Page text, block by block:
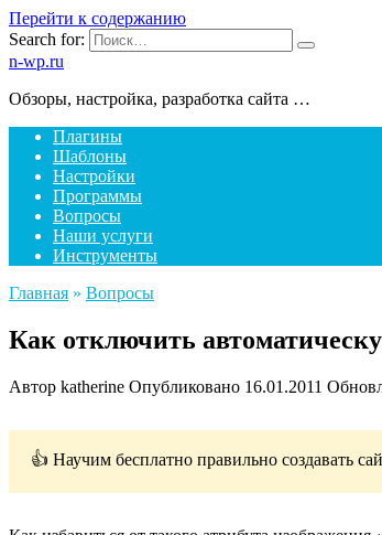
Перейти к содержанию
Search for:
n-wp.ru
Обзоры, настройка, разработка сайта …
Плагины
Шаблоны
Настройки
Программы
Вопросы
Наши услуги
Инструменты
Главная » Вопросы
Как отключить
Автор katherine Опубликовано 16.01.2011
👍 Научим бесплатно правильно создавать